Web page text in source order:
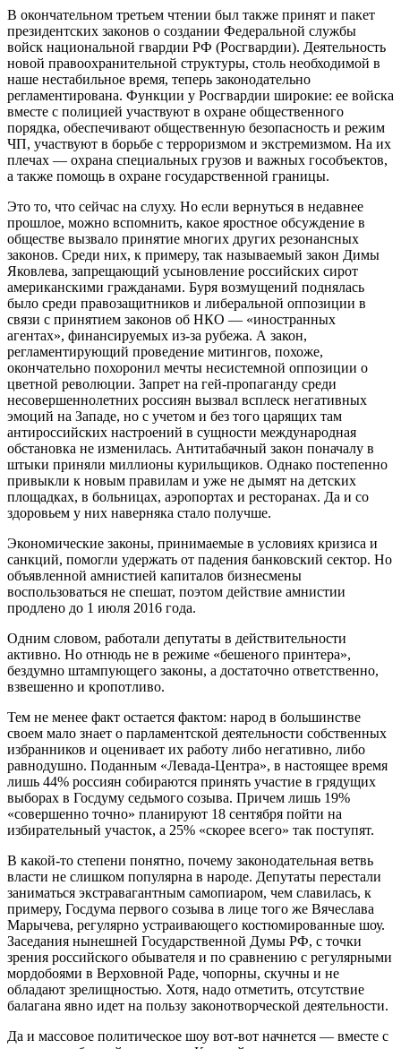
В окончательном третьем чтении был также принят и пакет
президентских законов о создании Федеральной службы
войск национальной гвардии РФ (Росгвардии). Деятельность
новой правоохранительной структуры, столь необходимой в
наше нестабильное время, теперь законодательно
регламентирована. Функции у Росгвардии широкие: ее войска
вместе с полицией участвуют в охране общественного
порядка, обеспечивают общественную безопасность и режим
ЧП, участвуют в борьбе с терроризмом и экстремизмом. На их
плечах — охрана специальных грузов и важных гособъектов,
а также помощь в охране государственной границы.
Это то, что сейчас на слуху. Но если вернуться в недавнее
прошлое, можно вспомнить, какое яростное обсуждение в
обществе вызвало принятие многих других резонансных
законов. Среди них, к примеру, так называемый закон Димы
Яковлева, запрещающий усыновление российских сирот
американскими гражданами. Буря возмущений поднялась
было среди правозащитников и либеральной оппозиции в
связи с принятием законов об НКО — «иностранных
агентах», финансируемых из-за рубежа. А закон,
регламентирующий проведение митингов, похоже,
окончательно похоронил мечты несистемной оппозиции о
цветной революции. Запрет на гей-пропаганду среди
несовершеннолетних россиян вызвал всплеск негативных
эмоций на Западе, но с учетом и без того царящих там
антироссийских настроений в сущности международная
обстановка не изменилась. Антитабачный закон поначалу в
штыки приняли миллионы курильщиков. Однако постепенно
привыкли к новым правилам и уже не дымят на детских
площадках, в больницах, аэропортах и ресторанах. Да и со
здоровьем у них наверняка стало получше.
Экономические законы, принимаемые в условиях кризиса и
санкций, помогли удержать от падения банковский сектор. Но
объявленной амнистией капиталов бизнесмены
воспользоваться не спешат, поэтом действие амнистии
продлено до 1 июля 2016 года.
Одним словом, работали депутаты в действительности
активно. Но отнюдь не в режиме «бешеного принтера»,
бездумно штампующего законы, а достаточно ответственно,
взвешенно и кропотливо.
Тем не менее факт остается фактом: народ в большинстве
своем мало знает о парламентской деятельности собственных
избранников и оценивает их работу либо негативно, либо
равнодушно. Поданным «Левада-Центра», в настоящее время
лишь 44% россиян собираются принять участие в грядущих
выборах в Госдуму седьмого созыва. Причем лишь 19%
«совершенно точно» планируют 18 сентября пойти на
избирательный участок, а 25% «скорее всего» так поступят.
В какой-то степени понятно, почему законодательная ветвь
власти не слишком популярна в народе. Депутаты перестали
заниматься экстравагантным самопиаром, чем славилась, к
примеру, Госдума первого созыва в лице того же Вячеслава
Марычева, регулярно устраивающего костюмированные шоу.
Заседания нынешней Государственной Думы РФ, с точки
зрения российского обывателя и по сравнению с регулярными
мордобоями в Верховной Раде, чопорны, скучны и не
обладают зрелищностью. Хотя, надо отметить, отсутствие
балагана явно идет на пользу законотворческой деятельности.
Да и массовое политическое шоу вот-вот начнется — вместе с